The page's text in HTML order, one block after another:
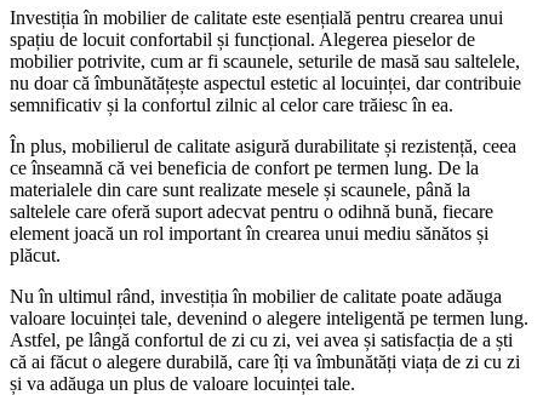
Investiția în mobilier de calitate este esențială pentru crearea unui
spațiu de locuit confortabil și funcțional. Alegerea pieselor de
mobilier potrivite, cum ar fi scaunele, seturile de masă sau saltelele,
nu doar că îmbunătățește aspectul estetic al locuinței, dar contribuie
semnificativ și la confortul zilnic al celor care trăiesc în ea.
În plus, mobilierul de calitate asigură durabilitate și rezistență, ceea
ce înseamnă că vei beneficia de confort pe termen lung. De la
materialele din care sunt realizate mesele și scaunele, până la
saltelele care oferă suport adecvat pentru o odihnă bună, fiecare
element joacă un rol important în crearea unui mediu sănătos și
plăcut.
Nu în ultimul rând, investiția în mobilier de calitate poate adăuga
valoare locuinței tale, devenind o alegere inteligentă pe termen lung.
Astfel, pe lângă confortul de zi cu zi, vei avea și satisfacția de a ști
că ai făcut o alegere durabilă, care îți va îmbunătăți viața de zi cu zi
și va adăuga un plus de valoare locuinței tale.